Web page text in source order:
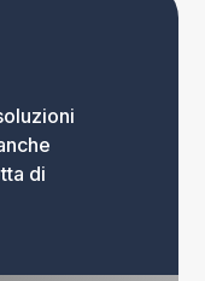
di